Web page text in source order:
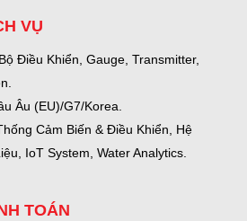
VỤ
Điều Khiển, Gauge, Transmitter,
Âu (EU)/G7/Korea.
Cảm Biến & Điều Khiển, Hệ
IoT System, Water Analytics.
TOÁN